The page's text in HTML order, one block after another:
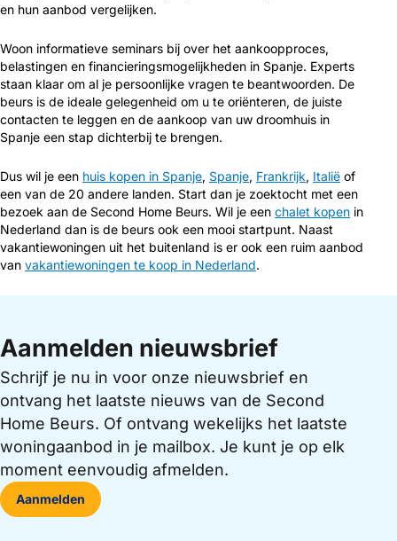
en hun aanbod vergelijken.
Woon informatieve seminars bij over het aankoopproces,
belastingen en financieringsmogelijkheden in Spanje. Experts
staan klaar om al je persoonlijke vragen te beantwoorden. De
beurs is de ideale gelegenheid om u te oriënteren, de juiste
contacten te leggen en de aankoop van uw droomhuis in
Spanje een stap dichterbij te brengen.
Dus wil je een huis kopen in Spanje, Spanje, Frankrijk, Italië of
een van de 20 andere landen. Start dan je zoektocht met een
bezoek aan de Second Home Beurs. Wil je een chalet kopen in
Nederland dan is de beurs ook een mooi startpunt. Naast
vakantiewoningen uit het buitenland is er ook een ruim aanbod
van vakantiewoningen te koop in Nederland.
Aanmelden nieuwsbrief
Schrijf je nu in voor onze nieuwsbrief en
ontvang het laatste nieuws van de Second
Home Beurs. Of ontvang wekelijks het laatste
woningaanbod in je mailbox. Je kunt je op elk
moment eenvoudig afmelden.
Aanmelden